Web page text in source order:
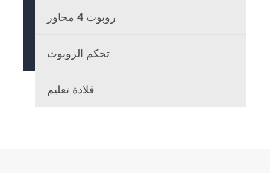
روبوت 4 محاور
تحكم الروبوت
قلادة تعليم